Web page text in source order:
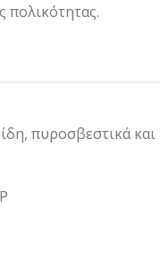
πολικότητας.
πυροσβεστικά και